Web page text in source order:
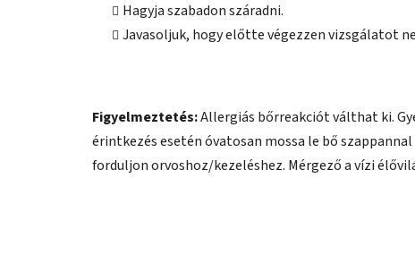
Hagyja szabadon száradni.
Javasoljuk, hogy előtte végezzen vizsgálatot
Figyelmeztetés:Allergiás bőrreakciót válthat ki.
érintkezés esetén óvatosan mossa le bő
forduljon orvoshoz/kezeléshez. Mérgező a vízi